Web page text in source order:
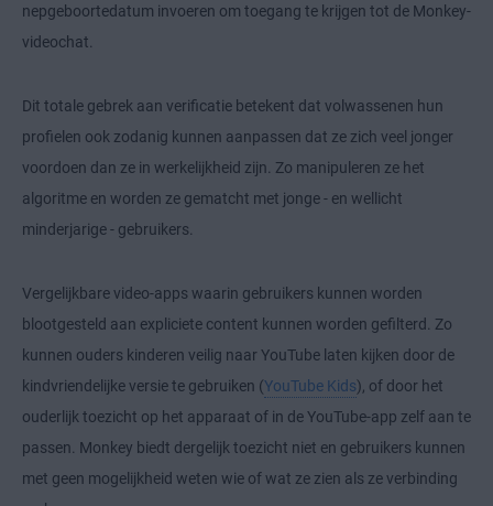
nepgeboortedatum invoeren om toegang te krijgen tot de Monkey-
videochat.
Dit totale gebrek aan verificatie betekent dat volwassenen hun
profielen ook zodanig kunnen aanpassen dat ze zich veel jonger
voordoen dan ze in werkelijkheid zijn. Zo manipuleren ze het
algoritme en worden ze gematcht met jonge - en wellicht
minderjarige - gebruikers.
Vergelijkbare video-apps waarin gebruikers kunnen worden
blootgesteld aan expliciete content kunnen worden gefilterd. Zo
kunnen ouders kinderen veilig naar YouTube laten kijken door de
kindvriendelijke versie te gebruiken (YouTube Kids), of door het
ouderlijk toezicht op het apparaat of in de YouTube-app zelf aan te
passen. Monkey biedt dergelijk toezicht niet en gebruikers kunnen
met geen mogelijkheid weten wie of wat ze zien als ze verbinding